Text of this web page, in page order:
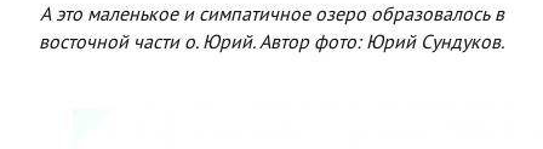
А это маленькое и симпатичное озеро образовалось в
восточной части о. Юрий. Автор фото: Юрий Сундуков.